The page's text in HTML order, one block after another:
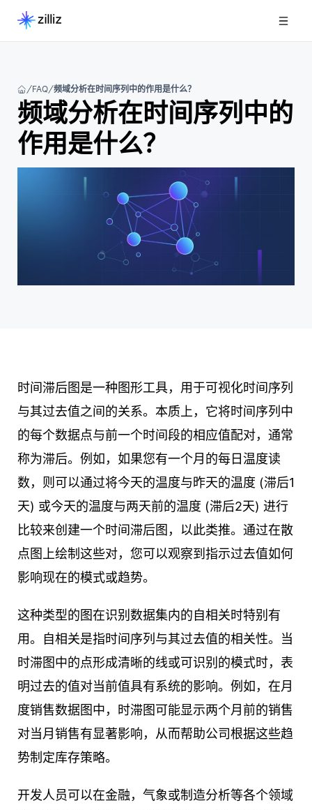
FAQ 频域分析在时间序列中的作用是什么？
频域分析在时间序列中的
作用是什么？
时间滞后图是一种图形工具，用于可视化时间序列
与其过去值之间的关系。本质上，它将时间序列中
的每个数据点与前一个时间段的相应值配对，通常
称为滞后。例如，如果您有一个月的每日温度读
数，则可以通过将今天的温度与昨天的温度 (滞后1
天) 或今天的温度与两天前的温度 (滞后2天) 进行
比较来创建一个时间滞后图，以此类推。通过在散
点图上绘制这些对，您可以观察到指示过去值如何
影响现在的模式或趋势。
这种类型的图在识别数据集内的自相关时特别有
用。自相关是指时间序列与其过去值的相关性。当
时滞图中的点形成清晰的线或可识别的模式时，表
明过去的值对当前值具有系统的影响。例如，在月
度销售数据图中，时滞图可能显示两个月前的销售
对当月销售有显著影响，从而帮助公司根据这些趋
势制定库存策略。
开发人员可以在金融，气象或制造分析等各个领域